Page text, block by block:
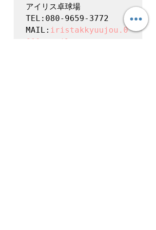
アイリス卓球場
TEL:080-9659-3772
MAIL: iristakkyuujou.0
611@gmail.com